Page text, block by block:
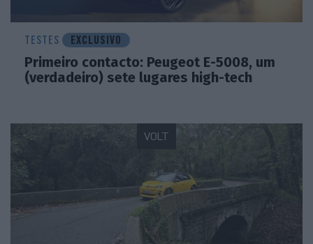
conseguir eliminar um dos únicos pontos fracos das
baterias LFP, já que esta química conhecida por ser
melhor em praticamente tudo o resto: durabilidade,
segurança, tolerância à temperatura, custo e
sustentabilidade (não utiliza níquel nem de cobalto).
TESTES EXCLUSIVO
Primeiro contacto: Peugeot E-5008, um
(verdadeiro) sete lugares high-tech
VOLT